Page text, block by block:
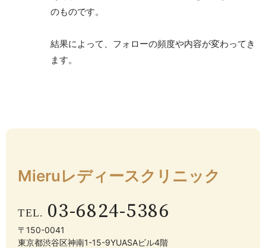
のものです。
結果によって、フォローの頻度や内容が変わってき
ます。
Mieruレディースクリニック
03-6824-5386
〒150-0041
東京都渋谷区神南1-15-9YUASAビル4階